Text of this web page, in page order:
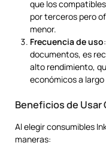
que los
por terceros pero
menor.
Frecuencia de uso
documentos, es
alto rendimiento,
económicos a largo
Beneficios de Usar
Al elegir consumibles
maneras: